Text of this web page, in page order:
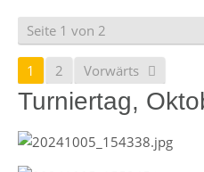
Seite 1 von 2
1 2 Vorwärts
Turniertag,